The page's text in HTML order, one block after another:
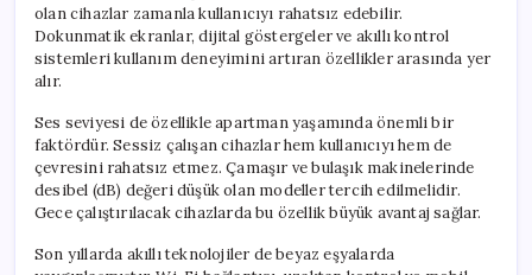
olan cihazlar zamanla kullanıcıyı rahatsız edebilir.
Dokunmatik ekranlar, dijital göstergeler ve akıllı kontrol
sistemleri kullanım deneyimini artıran özellikler arasında yer
alır.
Ses seviyesi de özellikle apartman yaşamında önemli bir
faktördür. Sessiz çalışan cihazlar hem kullanıcıyı hem de
çevresini rahatsız etmez. Çamaşır ve bulaşık makinelerinde
desibel (dB) değeri düşük olan modeller tercih edilmelidir.
Gece çalıştırılacak cihazlarda bu özellik büyük avantaj sağlar.
Son yıllarda akıllı teknolojiler de beyaz eşyalarda